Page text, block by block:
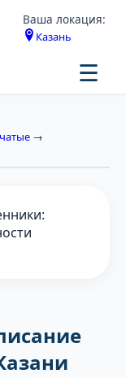
Ваша локация:
Казань
☰
→